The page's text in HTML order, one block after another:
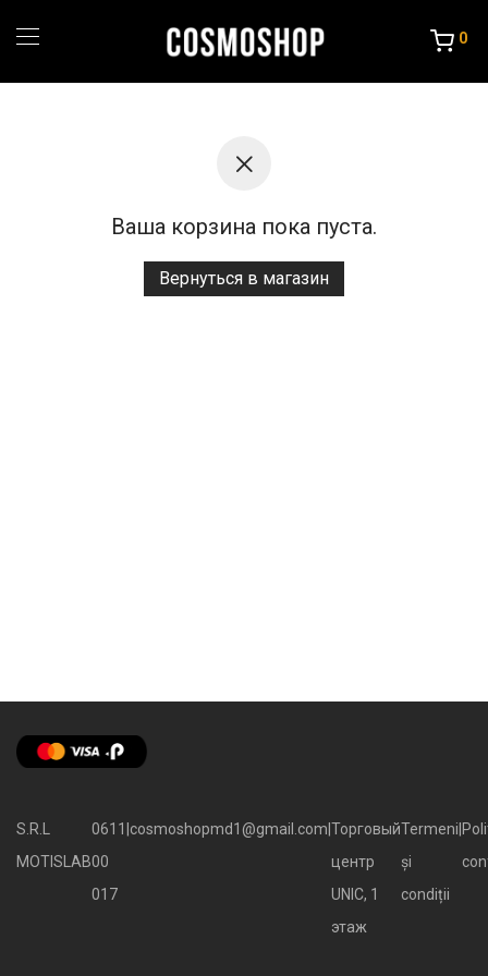
0
Ваша корзина пока пуста.
Вернуться в магазин
S.R.L
MOTISLAB
0611
00
017
cosmoshopmd1@gmail.com Торговый
центр
UNIC, 1
этаж
Termeni
și
condiții